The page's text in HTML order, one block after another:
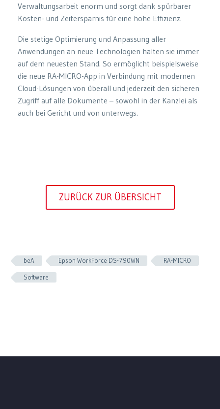
Verwaltungsarbeit enorm und sorgt dank spürbarer
Kosten- und Zeitersparnis für eine hohe Effizienz.
Die stetige Optimierung und Anpassung aller
Anwendungen an neue Technologien halten sie immer
auf dem neuesten Stand. So ermöglicht beispielsweise
die neue RA-MICRO-App in Verbindung mit modernen
Cloud-Lösungen von überall und jederzeit den sicheren
Zugriff auf alle Dokumente – sowohl in der Kanzlei als
auch bei Gericht und von unterwegs.
ZURÜCK ZUR ÜBERSICHT
beA Epson WorkForce DS-790WN RA-MICRO
Software